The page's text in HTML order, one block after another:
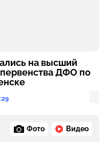
на высший
ДФО по
Фото Видео